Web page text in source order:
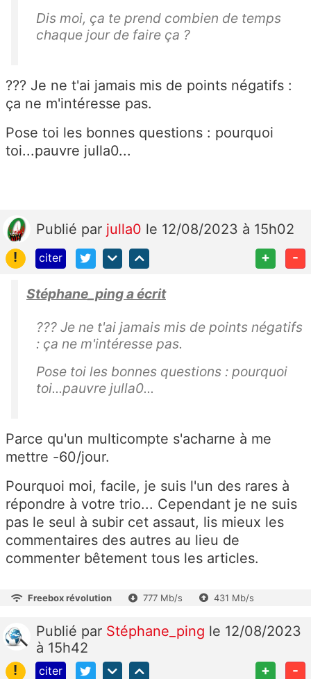
Dis moi, ça te prend combien de temps
chaque jour de faire ça ?
??? Je ne t'ai jamais mis de points négatifs :
ça ne m'intéresse pas.
Pose toi les bonnes questions : pourquoi
toi...pauvre julla0...
Publié par julla0 le 12/08/2023 à 15h02
!
citer + -
Stéphane_ping a écrit
??? Je ne t'ai jamais mis de points négatifs
: ça ne m'intéresse pas.
Pose toi les bonnes questions : pourquoi
toi...pauvre julla0...
Parce qu'un multicompte s'acharne à me
mettre -60/jour.
Pourquoi moi, facile, je suis l'un des rares à
répondre à votre trio... Cependant je ne suis
pas le seul à subir cet assaut, lis mieux les
commentaires des autres au lieu de
commenter bêtement tous les articles.
Freebox révolution 777 Mb/s 431 Mb/s
Publié par Stéphane_ping le 12/08/2023
à 15h42
!
citer + -